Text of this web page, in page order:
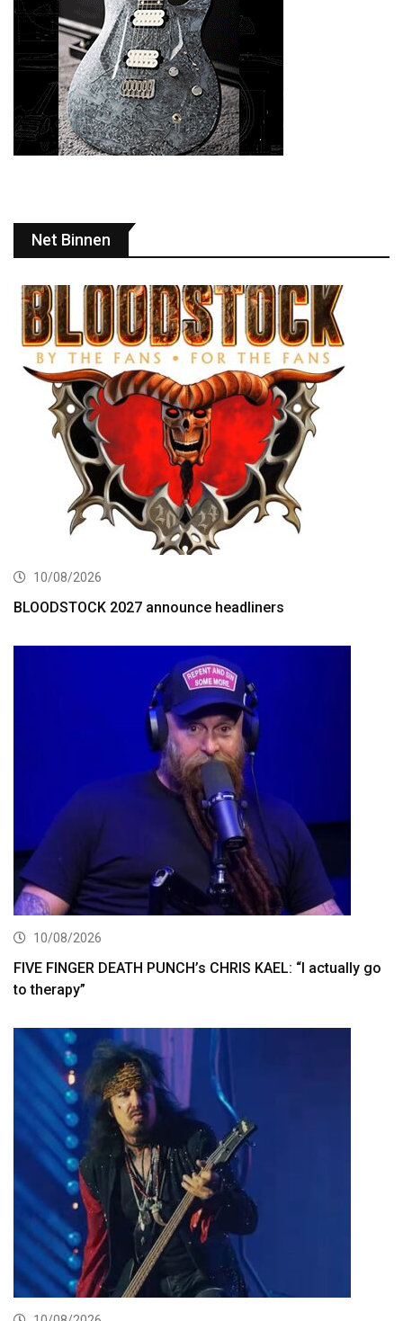
Net Binnen
10/08/2026
BLOODSTOCK 2027 announce headliners
10/08/2026
FIVE FINGER DEATH PUNCH’s CHRIS KAEL: “I actually go
to therapy”